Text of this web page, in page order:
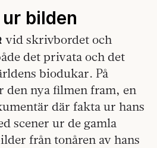
bilden
vid skrivbordet och
det privata och det
biodukar. På
den nya filmen fram, en
där fakta ur hans
scener ur de gamla
från tonåren av hans